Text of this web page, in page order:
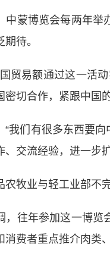
博览会每两年举
待。
易额通过这一活动
切合作，紧跟中国
们有很多东西要向
、交流经验，进一步
业与轻工业部不完
年参加这一博览会
消费者重点推介肉类